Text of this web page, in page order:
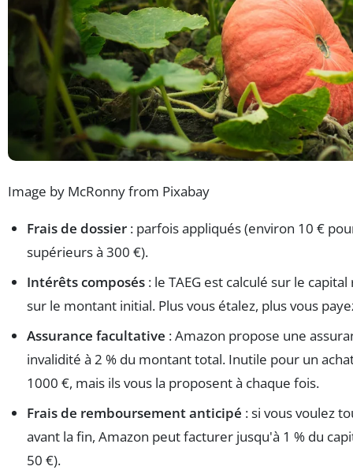
Image by McRonny from Pixabay
Frais de dossier : parfois appliqués (environ 10 €
supérieurs à 300 €).
Intérêts composés : le TAEG est calculé sur le
sur le montant initial. Plus vous étalez, plus vous
Assurance facultative : Amazon propose une
invalidité à 2 % du montant total. Inutile pour un
1000 €, mais ils vous la proposent à chaque fois.
Frais de remboursement anticipé : si vous voulez
avant la fin, Amazon peut facturer jusqu'à 1 % du
50 €).